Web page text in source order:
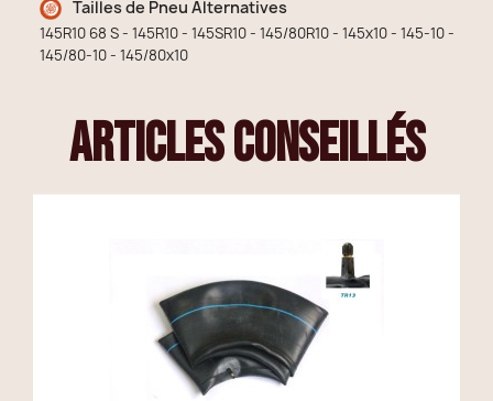
Tailles de Pneu Alternatives
145R10 68 S - 145R10 - 145SR10 - 145/80R10 - 145x10 - 145-10 -
145/80-10 - 145/80x10
articles conseillés